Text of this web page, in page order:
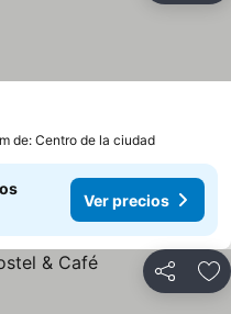
de: Centro de la ciudad
Ver precios
Compartir